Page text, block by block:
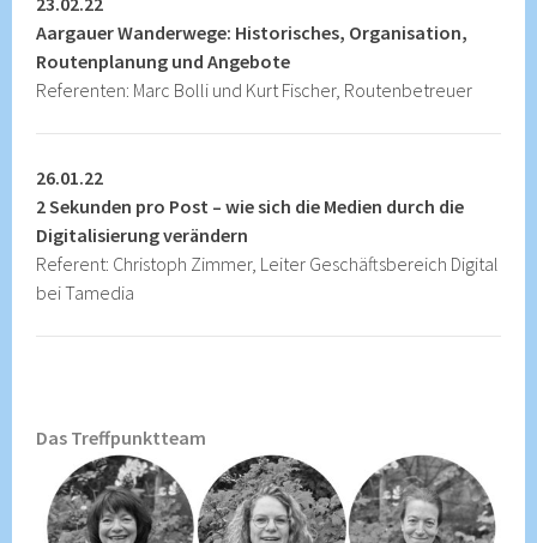
Aargauer Wanderwege: Historisches, Organisation,
Routenplanung und Angebote
Referenten: Marc Bolli und Kurt Fischer, Routenbetreuer
26.01.22
2 Sekunden pro Post – wie sich die Medien durch die
Digitalisierung verändern
Referent: Christoph Zimmer, Leiter Geschäftsbereich Digital
bei Tamedia
Das Treffpunktteam